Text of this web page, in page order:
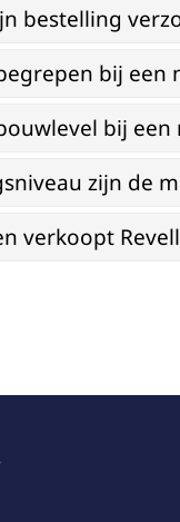
bestelling
bij een
bij een
zijn de
verkoopt